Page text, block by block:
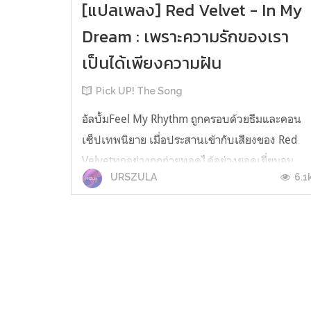
[แปลเพลง] Red Velvet - In My
Dream : เพราะความรักของเรา
เป็นได้เพียงความฝัน
Pick UP! The Song
อัลบั้มFeel My Rhythm ถูกครอบด้วยธีมและคอน
เซ็ปเทพนิยาย เมื่อประสานเข้ากับเสียงของ Red
Velvetทุกอย่างถูกถ่ายทอดได้อย่างยอดเยี่ยมจน
ทำให้ผู้ฟังอย่างเราหลุดเข้าไปในภวังค์ เหมือนกับ
URSZULA